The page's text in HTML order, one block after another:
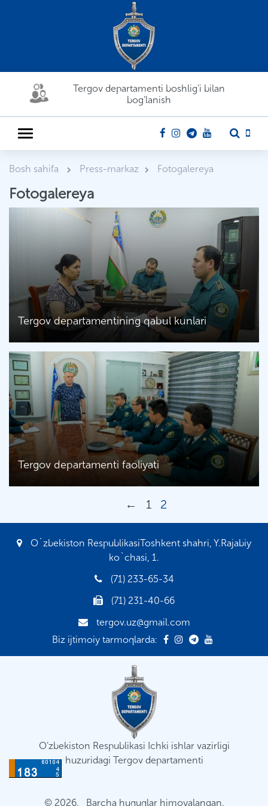
Tergov departamenti boshlig'i bilan
bog'lanish
Bosh sahifa Press-markaz Fotogalereya
Fotogalereya
Tergov departamentining qabul kunlari
Tergov departamenti faoliyati
← 1 2
O`zbekiston RespublikasiToshkent shahri, Y.Rajabiy
ko`chasi, 1.
(71) 233-65-34
(71) 231-40-66
tergov.uz@gmail.com
Biz ijtimoiy tarmoqlarda:
O'zbekiston Respublikasi Ichki ishlar vazirligi
huzuridagi Tergov departamenti
© 2026. Barcha huquqlar himoyalangan.